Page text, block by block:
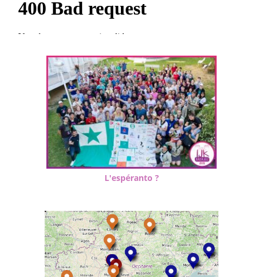
L'espéranto ?